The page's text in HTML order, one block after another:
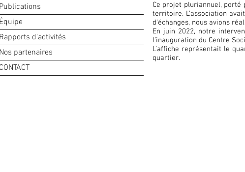
Ce projet pluriannuel, porté
territoire. L’association
d’échanges, nous avions
En juin 2022, notre
l’inauguration du Centre
L’affiche représentait le
quartier.
d'activités
partenaires